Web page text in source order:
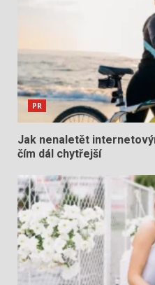
PR
Jak nenaletět
čím dál chytřejší